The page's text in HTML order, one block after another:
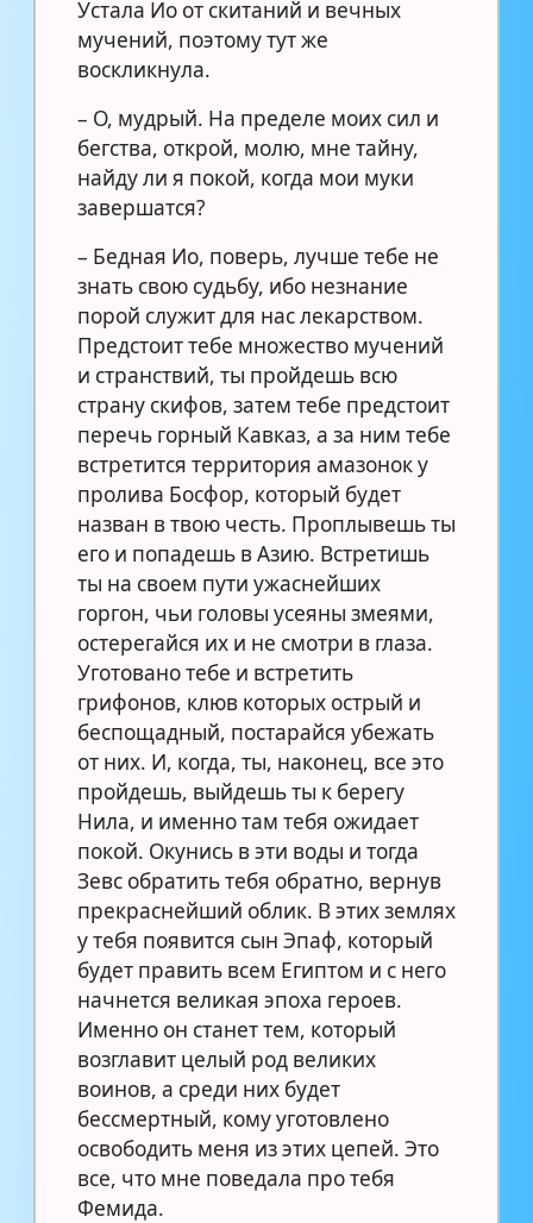
Устала Ио от скитаний и вечных
мучений, поэтому тут же
воскликнула.
– О, мудрый. На пределе моих сил и
бегства, открой, молю, мне тайну,
найду ли я покой, когда мои муки
завершатся?
– Бедная Ио, поверь, лучше тебе не
знать свою судьбу, ибо незнание
порой служит для нас лекарством.
Предстоит тебе множество мучений
и странствий, ты пройдешь всю
страну скифов, затем тебе предстоит
перечь горный Кавказ, а за ним тебе
встретится территория амазонок у
пролива Босфор, который будет
назван в твою честь. Проплывешь ты
его и попадешь в Азию. Встретишь
ты на своем пути ужаснейших
горгон, чьи головы усеяны змеями,
остерегайся их и не смотри в глаза.
Уготовано тебе и встретить
грифонов, клюв которых острый и
беспощадный, постарайся убежать
от них. И, когда, ты, наконец, все это
пройдешь, выйдешь ты к берегу
Нила, и именно там тебя ожидает
покой. Окунись в эти воды и тогда
Зевс обратить тебя обратно, вернув
прекраснейший облик. В этих землях
у тебя появится сын Эпаф, который
будет править всем Египтом и с него
начнется великая эпоха героев.
Именно он станет тем, который
возглавит целый род великих
воинов, а среди них будет
бессмертный, кому уготовлено
освободить меня из этих цепей. Это
все, что мне поведала про тебя
Фемида.